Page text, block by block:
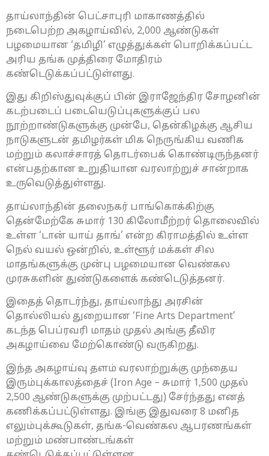
தாய்லாந்தின் பெட்சாபுரி மாகாணத்தில்
நடைபெற்ற அகழாய்வில், 2,000 ஆண்டுகள்
பழமையான ‘தமிழி’ எழுத்துக்கள் பொறிக்கப்பட்ட
அரிய தங்க முத்திரை மோதிரம்
கண்டெடுக்கப்பட்டுள்ளது.
இது கிறிஸ்துவுக்குப் பின் இராஜேந்திர சோழனின்
கடற்படைப் படையெடுப்புகளுக்குப் பல
நூற்றாண்டுகளுக்கு முன்பே, தென்கிழக்கு ஆசிய
நாடுகளுடன் தமிழர்கள் மிக நெருங்கிய வணிக
மற்றும் கலாச்சாரத் தொடர்பைக் கொண்டிருந்தனர்
என்பதற்கான உறுதியான வரலாற்றுச் சான்றாக
உருவெடுத்துள்ளது.
தாய்லாந்தின் தலைநகர் பாங்கொக்கிற்கு
தென்மேற்கே சுமார் 130 கிலோமீற்றர் தொலைவில்
உள்ள ‘டான் யாய் தாங்’ என்ற கிராமத்தில் உள்ள
நெல் வயல் ஒன்றில், உள்ளூர் மக்கள் சில
மாதங்களுக்கு முன்பு பழமையான வெண்கல
முரசுகளின் துண்டுகளைக் கண்டெடுத்தனர்.
இதைத் தொடர்ந்து, தாய்லாந்து அரசின்
தொல்லியல் துறையான ‘Fine Arts Department’
கடந்த பெப்ரவரி மாதம் முதல் அங்கு தீவிர
அகழாய்வை மேற்கொண்டு வருகிறது.
இந்த அகழாய்வு தளம் வரலாற்றுக்கு முந்தைய
இரும்புக்காலத்தைச் (Iron Age – சுமார் 1,500 முதல்
2,500 ஆண்டுகளுக்கு முற்பட்டது) சேர்ந்தது எனத்
கணிக்கப்பட்டுள்ளது. இங்கு இதுவரை 8 மனித
எலும்புக்கூடுகள், தங்க-வெண்கல ஆபரணங்கள்
மற்றும் மண்பாண்டங்கள்